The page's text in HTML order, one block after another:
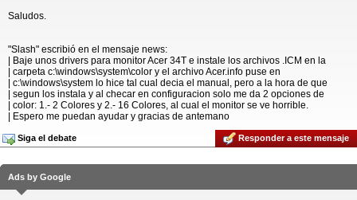
Saludos.
"Slash" escribió en el mensaje news:
| Baje unos drivers para monitor Acer 34T e instale los archivos .ICM en la
| carpeta c:\windows\system\color y el archivo Acer.info puse en
| c:\windows\system lo hice tal cual decia el manual, pero a la hora de que
| segun los instala y al checar en configuracion solo me da 2 opciones de
| color: 1.- 2 Colores y 2.- 16 Colores, al cual el monitor se ve horrible.
| Espero me puedan ayudar y gracias de antemano
Siga el debate Responder a este mensaje
Ads by Google